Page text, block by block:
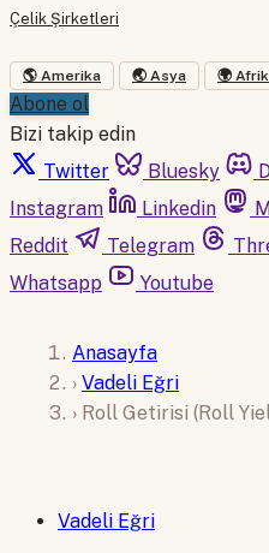
Çelik Şirketleri
🌎 Amerika 🌏 Asya 🌍
Abone ol
Bizi takip edin
Twitter
Bluesky
Instagram
Linkedin
Reddit
Telegram
Whatsapp
Youtube
Anasayfa
› Vadeli Eğri
› Roll Getirisi (Roll
Vadeli Eğri